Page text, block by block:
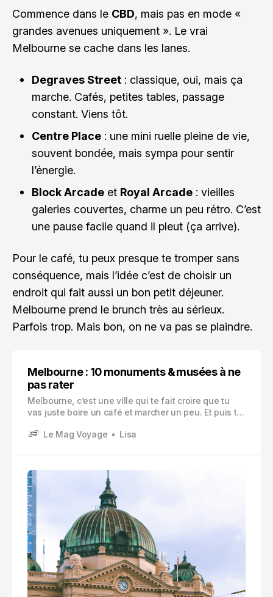
Commence dans le CBD, mais pas en mode «
grandes avenues uniquement ». Le vrai
Melbourne se cache dans les lanes.
Degraves Street : classique, oui, mais ça
marche. Cafés, petites tables, passage
constant. Viens tôt.
Centre Place : une mini ruelle pleine de vie,
souvent bondée, mais sympa pour sentir
l’énergie.
Block Arcade et Royal Arcade : vieilles
galeries couvertes, charme un peu rétro. C’est
une pause facile quand il pleut (ça arrive).
Pour le café, tu peux presque te tromper sans
conséquence, mais l’idée c’est de choisir un
endroit qui fait aussi un bon petit déjeuner.
Melbourne prend le brunch très au sérieux.
Parfois trop. Mais bon, on ne va pas se plaindre.
Melbourne : 10 monuments & musées à ne
pas rater
Melbourne, c’est une ville qui te fait croire que tu
vas juste boire un café et marcher un peu. Et puis tu
à lire l’histoire d’un match de footy de 1970, ou à
centre.
Le Mag Voyage Lisa